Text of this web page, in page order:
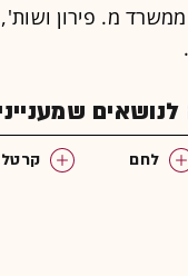
ממשרד מ. פירון
לחם קרטל